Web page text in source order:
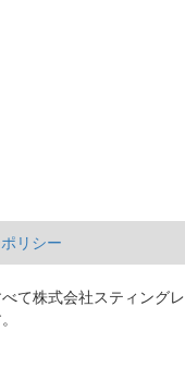
リシー
て株式会社スティングレ